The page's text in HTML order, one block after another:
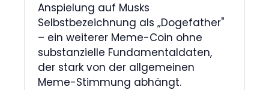
Anspielung auf Musks
Selbstbezeichnung als „Dogefather"
– ein weiterer Meme-Coin ohne
substanzielle Fundamentaldaten,
der stark von der allgemeinen
Meme-Stimmung abhängt.